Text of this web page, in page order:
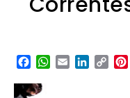
Facebook
WhatsApp
EmailLinkedIn
Copy